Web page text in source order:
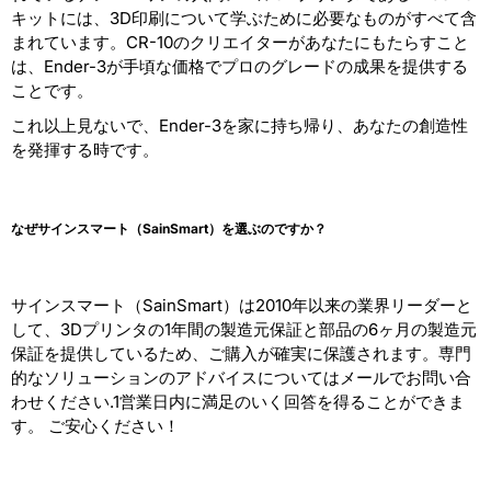
キットには、3D印刷について学ぶために必要なものがすべて含
まれています。CR-10のクリエイターがあなたにもたらすこと
は、Ender-3が手頃な価格でプロのグレードの成果を提供する
ことです。
これ以上見ないで、Ender-3を家に持ち帰り、あなたの創造性
を発揮する時です。
なぜサインスマート（SainSmart）を選ぶのですか？
サインスマート（SainSmart）は2010年以来の業界リーダーと
して、3Dプリンタの1年間の製造元保証と部品の6ヶ月の製造元
保証を提供しているため、ご購入が確実に保護されます。専門
的なソリューションのアドバイスについてはメールでお問い合
わせください.1営業日内に満足のいく回答を得ることができま
す。 ご安心ください！